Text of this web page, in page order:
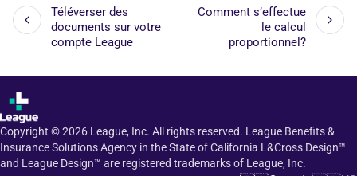
Téléverser des
documents sur votre
compte League
Comment s’effectue
le calcul
proportionnel?
Copyright ©2026 League, Inc. All rights reserved. League Benefits &
Insurance Solutions Agency in the State of California L&Cross Design™
and League Design™ are registered trademarks of League, Inc.